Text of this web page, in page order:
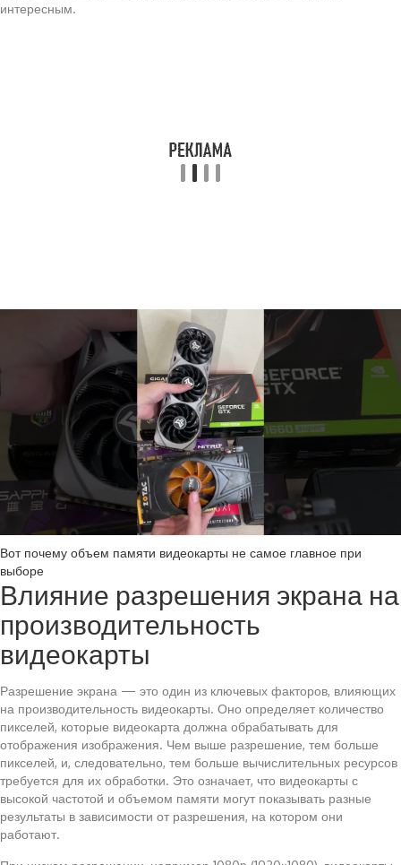
интересным.
Вот почему объем памяти видеокарты не самое главное при
выборе
Влияние разрешения экрана на
производительность
видеокарты
Разрешение экрана — это один из ключевых факторов, влияющих
на производительность видеокарты. Оно определяет количество
пикселей, которые видеокарта должна обрабатывать для
отображения изображения. Чем выше разрешение, тем больше
пикселей, и, следовательно, тем больше вычислительных ресурсов
требуется для их обработки. Это означает, что видеокарты с
высокой частотой и объемом памяти могут показывать разные
результаты в зависимости от разрешения, на котором они
работают.